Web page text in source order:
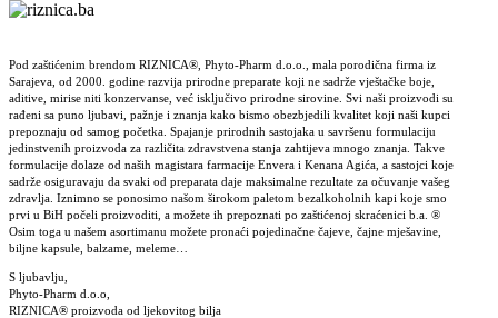
Pod zaštićenim brendom RIZNICA®, Phyto-Pharm d.o.o., mala porodična firma iz
Sarajeva, od 2000. godine razvija prirodne preparate koji ne sadrže vještačke boje,
aditive, mirise niti konzervanse, već isključivo prirodne sirovine. Svi naši proizvodi su
rađeni sa puno ljubavi, pažnje i znanja kako bismo obezbjedili kvalitet koji naši kupci
prepoznaju od samog početka. Spajanje prirodnih sastojaka u savršenu formulaciju
jedinstvenih proizvoda za različita zdravstvena stanja zahtijeva mnogo znanja. Takve
formulacije dolaze od naših magistara farmacije Envera i Kenana Agića, a sastojci koje
sadrže osiguravaju da svaki od preparata daje maksimalne rezultate za očuvanje vašeg
zdravlja. Iznimno se ponosimo našom širokom paletom bezalkoholnih kapi koje smo
prvi u BiH počeli proizvoditi, a možete ih prepoznati po zaštićenoj skraćenici b.a. ®
Osim toga u našem asortimanu možete pronaći pojedinačne čajeve, čajne mješavine,
biljne kapsule, balzame, meleme…
S ljubavlju,
Phyto-Pharm d.o.o,
RIZNICA® proizvoda od ljekovitog bilja